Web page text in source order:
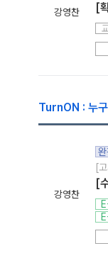
강영찬 [
TurnON : 누구
강영찬
[
[